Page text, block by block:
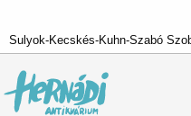
Sulyok-Kecskés-Kuhn-Szabó